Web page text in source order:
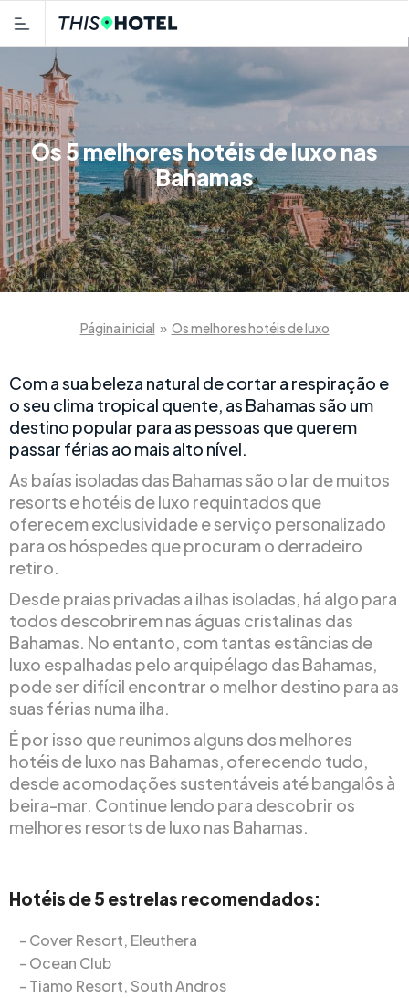
Os 5 melhores hotéis de luxo nas
Bahamas
Página inicial » Os melhores hotéis de luxo
Com a sua beleza natural de cortar a respiração e
o seu clima tropical quente, as Bahamas são um
destino popular para as pessoas que querem
passar férias ao mais alto nível.
As baías isoladas das Bahamas são o lar de muitos
resorts e hotéis de luxo requintados que
oferecem exclusividade e serviço personalizado
para os hóspedes que procuram o derradeiro
retiro.
Desde praias privadas a ilhas isoladas, há algo para
todos descobrirem nas águas cristalinas das
Bahamas. No entanto, com tantas estâncias de
luxo espalhadas pelo arquipélago das Bahamas,
pode ser difícil encontrar o melhor destino para as
suas férias numa ilha.
É por isso que reunimos alguns dos melhores
hotéis de luxo nas Bahamas, oferecendo tudo,
desde acomodações sustentáveis até bangalôs à
beira-mar. Continue lendo para descobrir os
melhores resorts de luxo nas Bahamas.
Hotéis de 5 estrelas recomendados:
Cover Resort, Eleuthera
Ocean Club
Tiamo Resort, South Andros